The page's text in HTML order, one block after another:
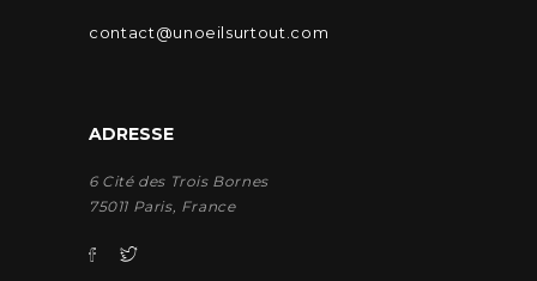
contact@unoeilsurtout.com
ADRESSE
6 Cité des Trois Bornes
75011 Paris, France